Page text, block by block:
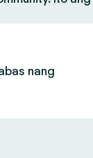
nang